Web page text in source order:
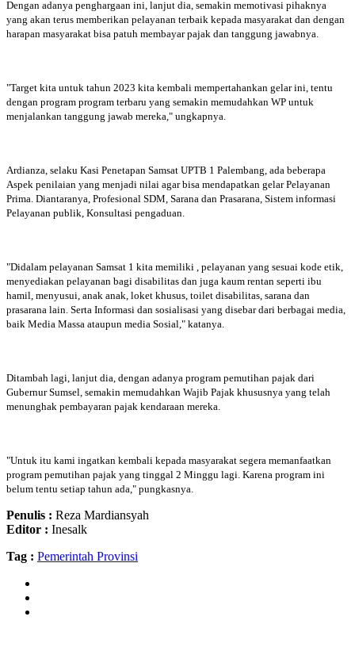
Dengan adanya penghargaan ini, lanjut dia, semakin memotivasi pihaknya
yang akan terus memberikan pelayanan terbaik kepada masyarakat dan dengan
harapan masyarakat bisa patuh membayar pajak dan tanggung jawabnya.
"Target kita untuk tahun 2023 kita kembali mempertahankan gelar ini, tentu
dengan program program terbaru yang semakin memudahkan WP untuk
menjalankan tanggung jawab mereka," ungkapnya.
Ardianza, selaku Kasi Penetapan Samsat UPTB 1 Palembang, ada beberapa
Aspek penilaian yang menjadi nilai agar bisa mendapatkan gelar Pelayanan
Prima. Diantaranya, Profesional SDM, Sarana dan Prasarana, Sistem informasi
Pelayanan publik, Konsultasi pengaduan.
"Didalam pelayanan Samsat 1 kita memiliki , pelayanan yang sesuai kode etik,
menyediakan pelayanan bagi disabilitas dan juga kaum rentan seperti ibu
hamil, menyusui, anak anak, loket khusus, toilet disabilitas, sarana dan
prasarana lain. Serta Informasi dan sosialisasi yang disebar dari berbagai media,
baik Media Massa ataupun media Sosial," katanya.
Ditambah lagi, lanjut dia, dengan adanya program pemutihan pajak dari
Gubernur Sumsel, semakin memudahkan Wajib Pajak khususnya yang telah
menunghak pembayaran pajak kendaraan mereka.
"Untuk itu kami ingatkan kembali kepada masyarakat segera memanfaatkan
program pemutihan pajak yang tinggal 2 Minggu lagi. Karena program ini
belum tentu setiap tahun ada," pungkasnya.
Penulis : Reza Mardiansyah
Editor : Inesalk
Tag : Pemerintah Provinsi